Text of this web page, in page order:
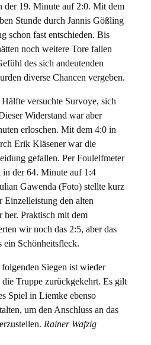
der 19. Minute auf 2:0. Mit dem
Stunde durch Jannis Gößling
schon fast entschieden. Bis
noch weitere Tore fallen
des sich andeutenden
diverse Chancen vergeben.
versuchte Survoye, sich
Widerstand war aber
erloschen. Mit dem 4:0 in
Erik Kläsener war die
gefallen. Per Foulelfmeter
in der 64. Minute auf 1:4
Gawenda (Foto) stellte kurz
Einzelleistung den alten
her. Praktisch mit dem
wir noch das 2:5, aber das
ein Schönheitsfleck.
Siegen ist wieder
die Truppe zurückgekehrt. Es gilt
Spiel in Liemke ebenso
um den Anschluss an das
Rainer Wafzig